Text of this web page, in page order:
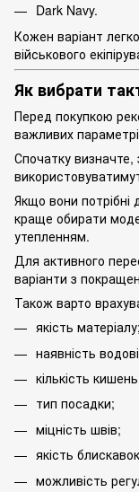
Dark Navy.
Кожен варіант
військового
Як вибрати
Перед покупкою
важливих
Спочатку визначте,
Якщо вони потрібні
краще обирати
утепленням.
Для активного
варіанти з
Також варто
якість матеріалу;
наявність
кількість
тип посадки;
міцність швів;
якість
можливість